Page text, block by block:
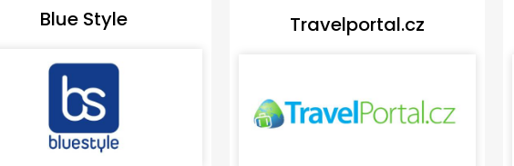
Blue Style Travelportal.cz